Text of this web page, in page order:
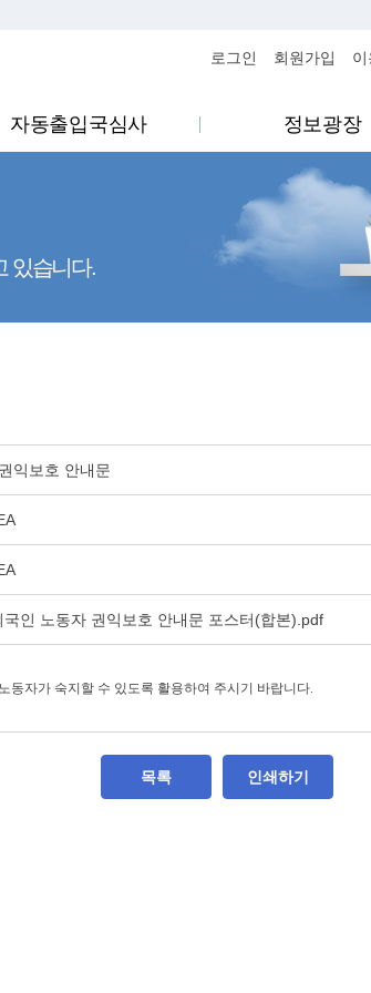
로그인 회원가입 이
자동출입국심사 정보광장
있습니다.
익보호 안내문
인 노동자 권익보호 안내문 포스터(합본).pdf
동자가 숙지할 수 있도록 활용하여 주시기 바랍니다.
목록 인쇄하기